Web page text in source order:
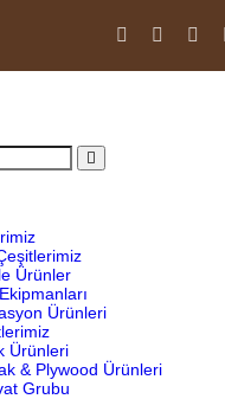
Ürünler
Ürünleri
Ürünleri
& Plywood Ürünleri
Grubu